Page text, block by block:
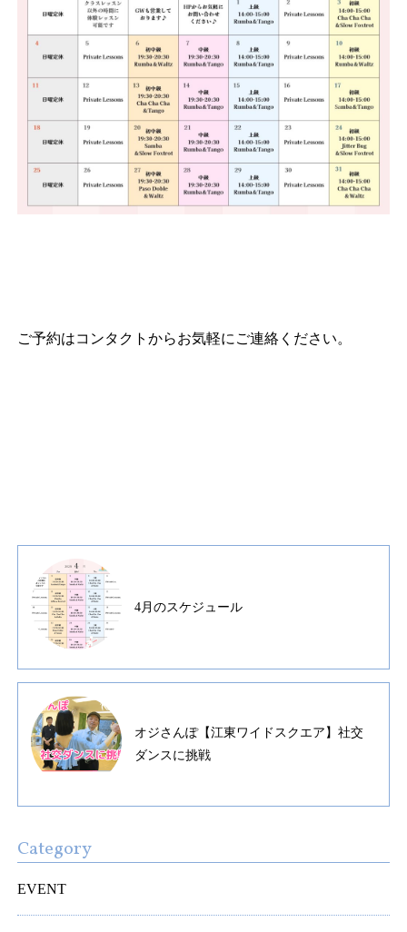
ご予約はコンタクトからお気軽にご連絡ください。
4月のスケジュール
オジさんぽ【江東ワイドスクエア】社交
ダンスに挑戦
Category
EVENT